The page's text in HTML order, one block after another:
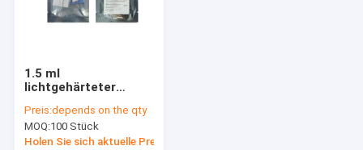
1.5 ml
lichtgehärteter
direkte und indirekte
Wiederherstellung
mit gelber Farbe
Preis:depends on the qty
MOQ:100 Stück
Holen Sie sich aktuelle Preis